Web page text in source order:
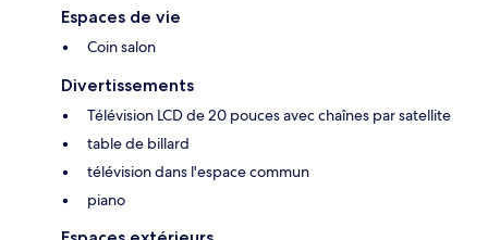
Espaces de vie
Coin salon
Divertissements
Télévision LCD de 20 pouces avec chaînes par satellite
table de billard
télévision dans l'espace commun
piano